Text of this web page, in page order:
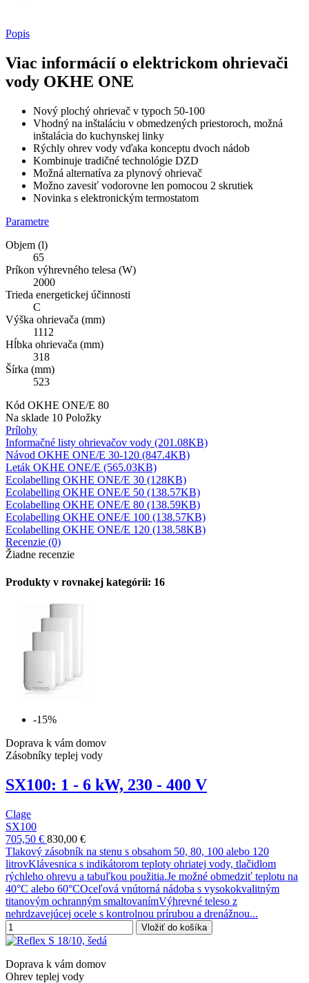
Popis
Viac informácií o elektrickom ohrievači
vody OKHE ONE
Nový plochý ohrievač v typoch 50-100
Vhodný na inštaláciu v obmedzených priestoroch, možná
inštalácia do kuchynskej linky
Rýchly ohrev vody vďaka konceptu dvoch nádob
Kombinuje tradičné technológie DZD
Možná alternatíva za plynový ohrievač
Možno zavesiť vodorovne len pomocou 2 skrutiek
Novinka s elektronickým termostatom
Parametre
Objem (l)
65
Príkon výhrevného telesa (W)
2000
Trieda energetickej účinnosti
C
Výška ohrievača (mm)
1112
Hĺbka ohrievača (mm)
318
Šírka (mm)
523
Kód OKHE ONE/E 80
Na sklade 10 Položky
Prílohy
Informačné listy ohrievačov vody (201.08KB)
Návod OKHE ONE/E 30-120 (847.4KB)
Leták OKHE ONE/E (565.03KB)
Ecolabelling OKHE ONE/E 30 (128KB)
Ecolabelling OKHE ONE/E 50 (138.57KB)
Ecolabelling OKHE ONE/E 80 (138.59KB)
Ecolabelling OKHE ONE/E 100 (138.57KB)
Ecolabelling OKHE ONE/E 120 (138.58KB)
Recenzie (0)
Žiadne recenzie
Produkty v rovnakej kategórii: 16
-15%
Doprava k vám domov
Zásobníky teplej vody
SX100: 1 - 6 kW, 230 - 400 V
Clage
SX100
705,50 € 830,00 €
Tlakový zásobník na stenu s obsahom 50, 80, 100 alebo 120
litrovKlávesnica s indikátorom teploty ohriatej vody, tlačidlom
rýchleho ohrevu a tabuľkou použitia.Je možné obmedziť teplotu na
40°C alebo 60°COceľová vnútorná nádoba s vysokokvalitným
titanovým ochranným smaltovanímVýhrevné teleso z
nehrdzavejúcej ocele s kontrolnou prírubou a drenážnou...
Vložiť do košíka
Doprava k vám domov
Ohrev teplej vody